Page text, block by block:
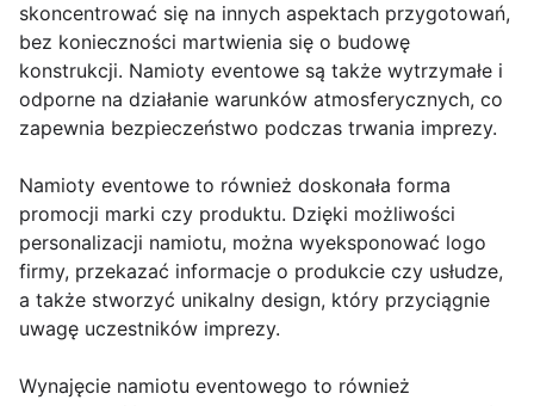
skoncentrować się na innych aspektach przygotowań,
bez konieczności martwienia się o budowę
konstrukcji. Namioty eventowe są także wytrzymałe i
odporne na działanie warunków atmosferycznych, co
zapewnia bezpieczeństwo podczas trwania imprezy.
Namioty eventowe to również doskonała forma
promocji marki czy produktu. Dzięki możliwości
personalizacji namiotu, można wyeksponować logo
firmy, przekazać informacje o produkcie czy usłudze,
a także stworzyć unikalny design, który przyciągnie
uwagę uczestników imprezy.
Wynajęcie namiotu eventowego to również